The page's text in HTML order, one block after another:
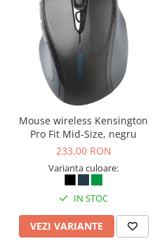
Mouse wireless Kensington
Pro Fit Mid-Size, negru
233,00 RON
Varianta culoare:
IN STOC
VEZI VARIANTE